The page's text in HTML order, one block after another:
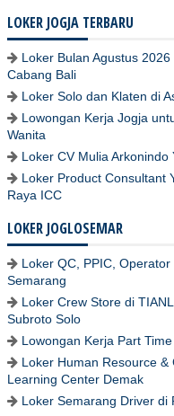
LOKER JOGJA TERBARU
Loker Bulan Agustus
Cabang Bali
Loker Solo dan Klaten di
Lowongan Kerja Jogja
Wanita
Loker CV Mulia
Loker Product Consultant
Raya ICC
LOKER JOGLOSEMAR
Loker QC, PPIC,
Semarang
Loker Crew Store di
Subroto Solo
Lowongan Kerja Part
Loker Human Resource
Learning Center Demak
Loker Semarang Driver di